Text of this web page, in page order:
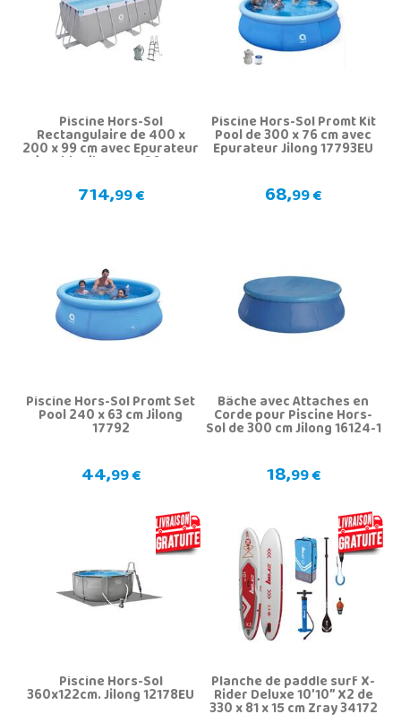
Piscine Hors-Sol
Rectangulaire de 400 x
200 x 99 cm avec Epurateur
à Sable Jilong 17726-1EU
714,99 €
Piscine Hors-Sol Promt Kit
Pool de 300 x 76 cm avec
Epurateur Jilong 17793EU
68,99 €
Piscine Hors-Sol Promt Set
Pool 240 x 63 cm Jilong
17792
44,99 €
Bâche avec Attaches en
Corde pour Piscine Hors-
Sol de 300 cm Jilong 16124-1
18,99 €
Piscine Hors-Sol
360x122cm. Jilong 12178EU Planche de paddle surf X-
Rider Deluxe 10’10” X2 de
330 x 81 x 15 cm Zray 34172